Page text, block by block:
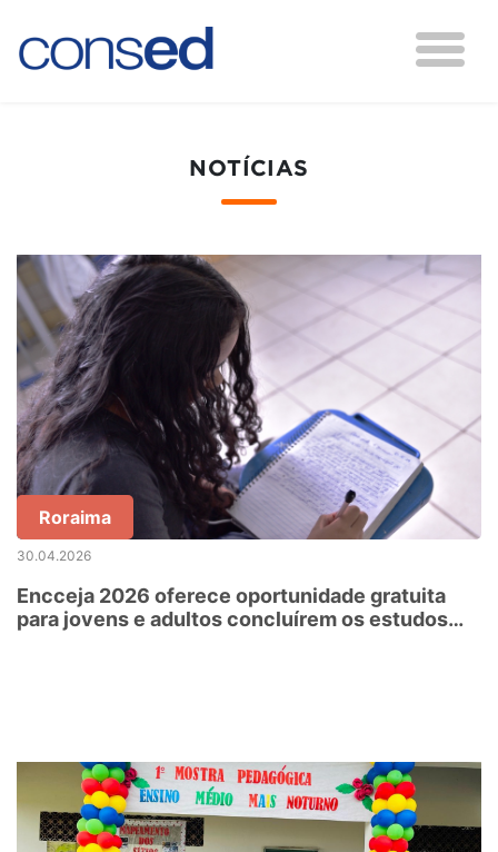
NOTÍCIAS
Roraima
30.04.2026
Encceja 2026 oferece oportunidade gratuita
para jovens e adultos concluírem os estudos